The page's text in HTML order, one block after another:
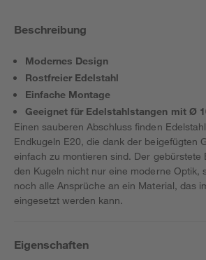
Beschreibung
Modernes Design
Rostfreier Edelstahl
Einfache Montage
Geeignet für Edelstahlstangen mit Ø
Einen sauberen Abschluss finden
Endkugeln E20, die dank der beigefügten
einfach zu montieren sind. Der gebürstete
den Kugeln nicht nur eine moderne Optik,
noch alle Ansprüche an ein Material, das
eingesetzt werden kann.
Eigenschaften